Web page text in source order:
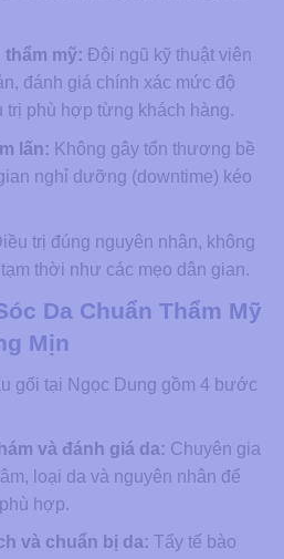
thẩm mỹ: Đội ngũ kỹ thuật viên
đánh giá chính xác mức độ
trị phù hợp từng khách hàng.
lấn: Không gây tổn thương bề
nghỉ dưỡng (downtime) kéo
trị đúng nguyên nhân, không
thời như các mẹo dân gian.
Da Chuẩn Thẩm Mỹ
Mịn
gối tại Ngọc Dung gồm 4 bước
và đánh giá da: Chuyên gia
loại da và nguyên nhân để
hợp.
và chuẩn bị da: Tẩy tế bào